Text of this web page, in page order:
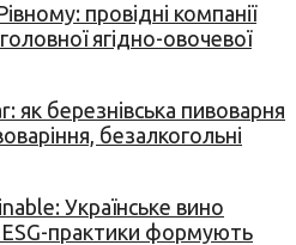
провідні компанії
ягідно-овочевої
як березнівська пивоварня
безалкогольні
Українське вино
практики формують